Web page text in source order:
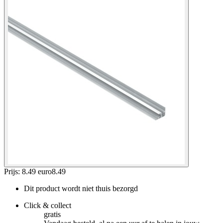
Prijs: 8.49 euro8.49
Dit product wordt niet thuis bezorgd
Click & collect
gratis